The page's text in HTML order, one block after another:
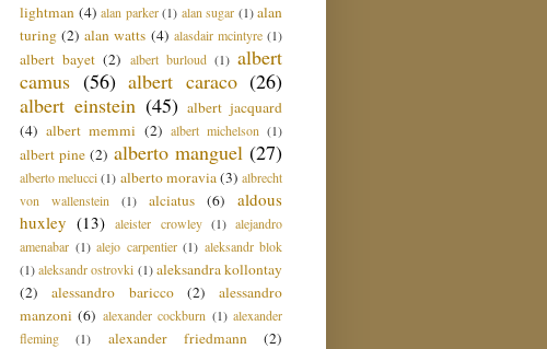
lightman (4) alan parker (1) alan sugar (1) alan
turing (2) alan watts (4) alasdair mcintyre (1)
albert bayet (2) albert burloud (1) albert
camus (56) albert caraco (26)
albert einstein (45) albert jacquard
(4) albert memmi (2) albert michelson (1)
albert pine (2) alberto manguel (27)
alberto melucci (1) alberto moravia (3) albrecht
von wallenstein
(1) alciatus (6)
aldous
huxley (13) aleister crowley (1) alejandro
amenabar (1) alejo carpentier (1) aleksandr blok
(1) aleksandr ostrovki (1) aleksandra kollontay
(2)
alessandro baricco (2)
alessandro
manzoni (6) alexander cockburn (1) alexander
fleming
(1) alexander friedmann
(2)